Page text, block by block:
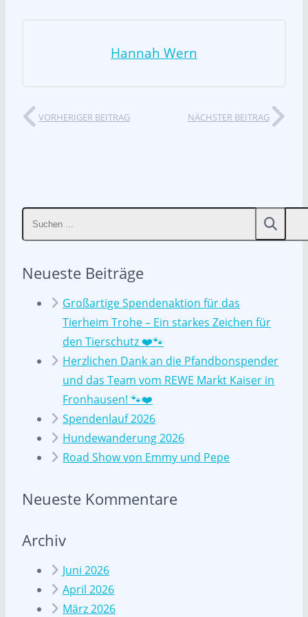
Hannah Wern
VORHERIGER BEITRAG NÄCHSTER BEITRAG
Neueste Beiträge
Großartige Spendenaktion für das
Tierheim Trohe – Ein starkes Zeichen für
den Tierschutz ❤️🐾
Herzlichen Dank an die Pfandbonspender
und das Team vom REWE Markt Kaiser in
Fronhausen! 🐾❤️
Spendenlauf 2026
Hundewanderung 2026
Road Show von Emmy und Pepe
Neueste Kommentare
Archiv
Juni 2026
April 2026
März 2026